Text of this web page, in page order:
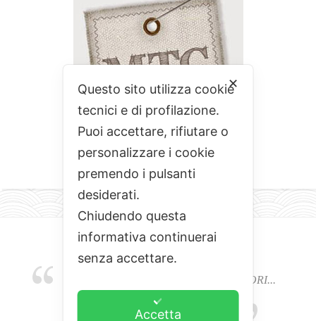
EMOZIONI, COLORI, ODORI E SAPORI...
L'ALCHIMIA DEL BUON CIBO
✕
Questo sito utilizza cookie
tecnici e di profilazione.
Puoi accettare, rifiutare o
personalizzare i cookie
premendo i pulsanti
desiderati.
Chiudendo questa
informativa continuerai
senza accettare.
Accetta